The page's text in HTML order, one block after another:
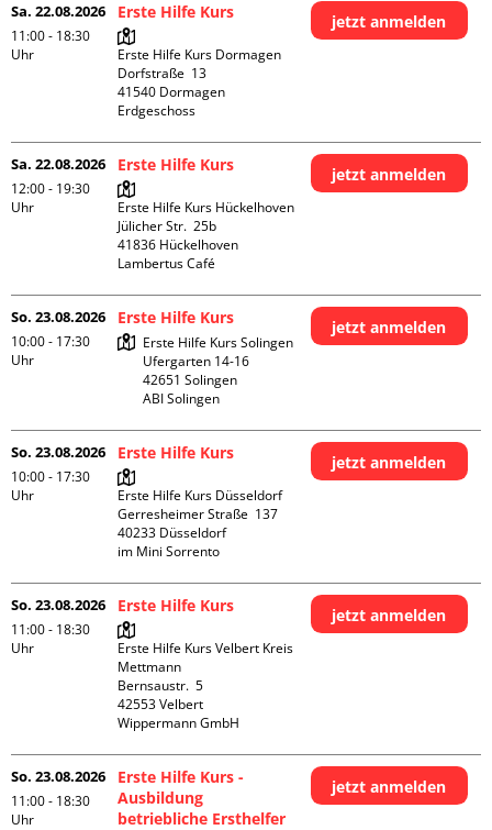
Sa. 22.08.2026
11:00 - 18:30
Uhr
Erste Hilfe Kurs
Erste Hilfe Kurs Dormagen
Dorfstraße  13
41540 Dormagen
Erdgeschoss
jetzt anmelden
Sa. 22.08.2026
12:00 - 19:30
Uhr
Erste Hilfe Kurs
Erste Hilfe Kurs Hückelhoven
Jülicher Str.  25b
41836 Hückelhoven
Lambertus Café
jetzt anmelden
So. 23.08.2026
10:00 - 17:30
Uhr
Erste Hilfe Kurs
Erste Hilfe Kurs Solingen
Ufergarten 14-16
42651 Solingen
ABI Solingen
jetzt anmelden
So. 23.08.2026
10:00 - 17:30
Uhr
Erste Hilfe Kurs
Erste Hilfe Kurs Düsseldorf
Gerresheimer Straße  137
40233 Düsseldorf
im Mini Sorrento
jetzt anmelden
So. 23.08.2026
11:00 - 18:30
Uhr
Erste Hilfe Kurs
Erste Hilfe Kurs Velbert Kreis
Mettmann
Bernsaustr.  5
42553 Velbert
Wippermann GmbH
jetzt anmelden
So. 23.08.2026
11:00 - 18:30
Uhr
Erste Hilfe Kurs -
Ausbildung
betriebliche Ersthelfer
jetzt anmelden